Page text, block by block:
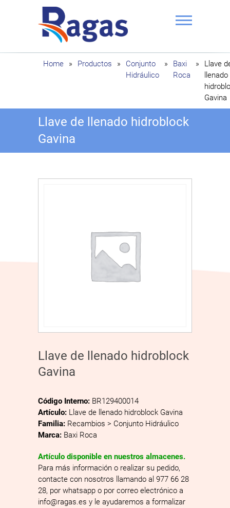
Ragas
Home » Productos »
Conjunto
Hidráulico
»
Baxi
Roca
»
Llave
llenado
Gavina
Llave de llenado hidroblock
Gavina
Llave de llenado hidroblock
Gavina
Código Interno: BR129400014
Artículo: Llave de llenado hidroblock Gavina
Familia: Recambios > Conjunto Hidráulico
Marca: Baxi Roca
Artículo disponible en nuestros almacenes.
Para más información o realizar su pedido,
contacte con nosotros llamando al 977 66 28
28, por whatsapp o por correo electrónico a
info@ragas.es y le ayudaremos a formalizar